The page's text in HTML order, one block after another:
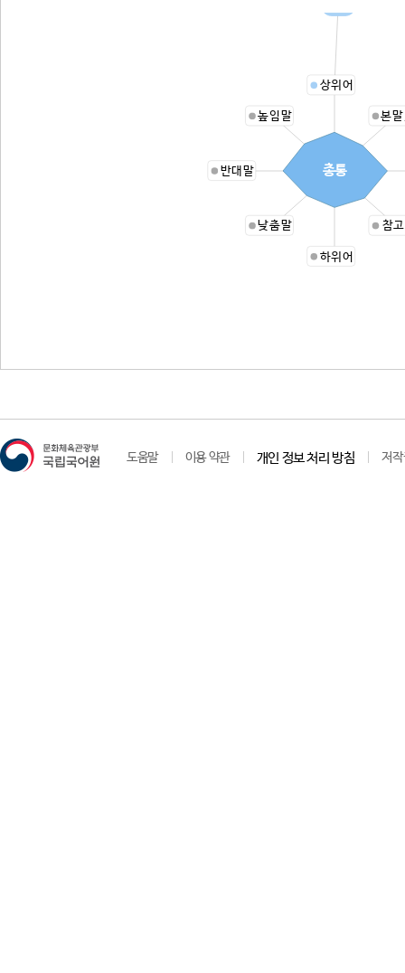
상위어
본
참
하위어
낮춤말
반대말
높임말
총통
도움말 이용 약관 개인 정보 처리 방침 저